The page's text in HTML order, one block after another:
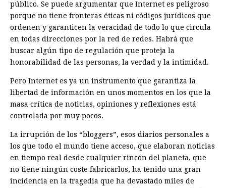
público. Se puede argumentar que Internet es peligroso
porque no tiene fronteras éticas ni códigos jurídicos que
ordenen y garanticen la veracidad de todo lo que circula
en todas direcciones por la red de redes. Habrá que
buscar algún tipo de regulación que proteja la
honorabilidad de las personas, la verdad y la intimidad.
Pero Internet es ya un instrumento que garantiza la
libertad de información en unos momentos en los que la
masa crítica de noticias, opiniones y reflexiones está
controlada por muy pocos.
La irrupción de los “bloggers”, esos diarios personales a
los que todo el mundo tiene acceso, que elaboran noticias
en tiempo real desde cualquier rincón del planeta, que
no tiene ningún coste fabricarlos, ha tenido una gran
incidencia en la tragedia que ha devastado miles de